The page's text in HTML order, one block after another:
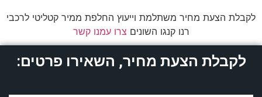
לקבלת הצעת מחיר משתלמת וייעוץ החלפת ממיר קטליטי לרכבי
רנו קנגו השונים צרו עמנו קשר
לקבלת הצעת מחיר, השאירו פרטים: